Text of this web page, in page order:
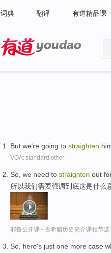
词典 翻译 有道精品课
But we're going to straighten
VOA: standard.other
So, we need to straighten out
所以我们需要强调到底这是什么
耶鲁公开课 - 古希腊历史简介课程节选
So, here's just one more case